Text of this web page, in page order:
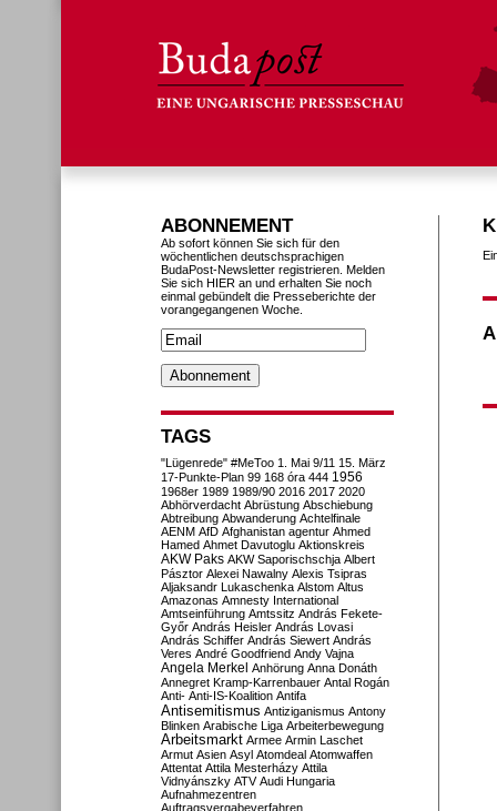
ABONNEMENT
Ab sofort können Sie sich für den
wöchentlichen deutschsprachigen
BudaPost-Newsletter registrieren. Melden
Sie sich HIER an und erhalten Sie noch
einmal gebündelt die Presseberichte der
vorangegangenen Woche.
TAGS
"Lügenrede" #MeToo 1. Mai 9/11 15. März
17-Punkte-Plan 99 168 óra 444 1956
1968er 1989 1989/90 2016 2017 2020
Abhörverdacht Abrüstung Abschiebung
Abtreibung Abwanderung Achtelfinale
AENM AfD Afghanistan agentur Ahmed
Hamed Ahmet Davutoglu Aktionskreis
AKW Paks AKW Saporischschja Albert
Pásztor Alexei Nawalny Alexis Tsipras
Aljaksandr Lukaschenka Alstom Altus
Amazonas Amnesty International
Amtseinführung Amtssitz András Fekete-
Győr András Heisler András Lovasi
András Schiffer András Siewert András
Veres André Goodfriend Andy Vajna
Angela Merkel Anhörung Anna Donáth
Annegret Kramp-Karrenbauer Antal Rogán
Anti- Anti-IS-Koalition Antifa
Antisemitismus Antiziganismus Antony
Blinken Arabische Liga Arbeiterbewegung
Arbeitsmarkt Armee Armin Laschet
Armut Asien Asyl Atomdeal Atomwaffen
Attentat Attila Mesterházy Attila
Vidnyánszky ATV Audi Hungaria
Aufnahmezentren
Auftragsvergabeverfahren